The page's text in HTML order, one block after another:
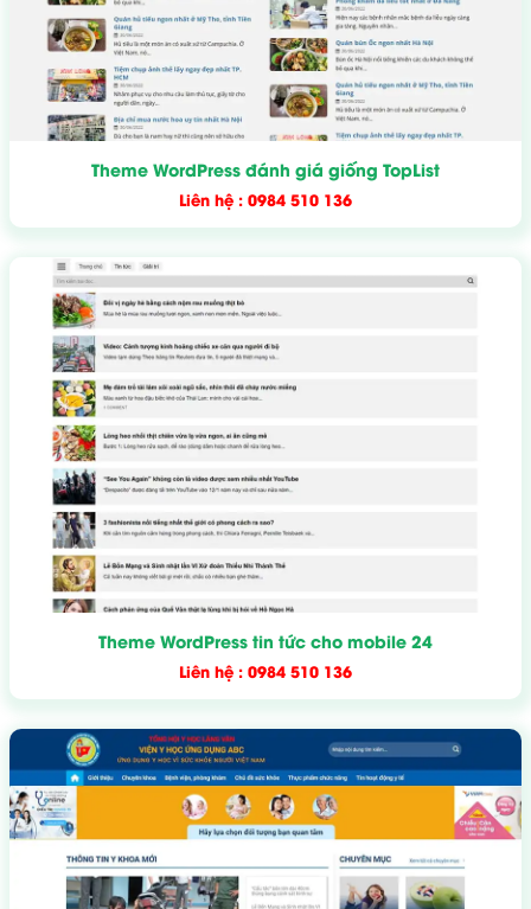
Theme WordPress đánh giá giống TopList
Liên hệ : 0984 510 136
Theme WordPress tin tức cho mobile 24
Liên hệ : 0984 510 136